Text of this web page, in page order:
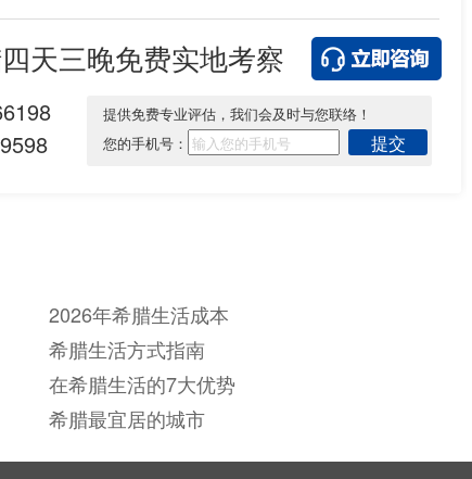
天三晚免费实地考察
提供免费专业评估，我们会及时与您联络！
您的手机号：
提交
2026年希腊生活成本
希腊生活方式指南
在希腊生活的7大优势
希腊最宜居的城市